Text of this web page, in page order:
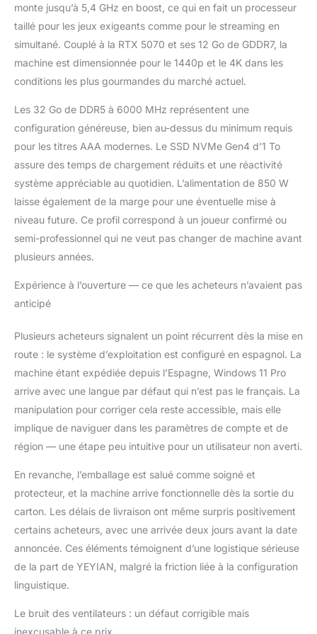
gaming avec la NVIDIA
GeForce RTX 5070.
Profitez de jeux avec
ray tracing complet,
performances sur les
accélérez la création de
contenu grâce à
l'architecture Blackwell
RESPONSIVITÉ
6000MHz ET NVMe
GEN4 : Mémoire de 32
Go (2 x 16) DDR5 à
6000 MHz pour un
Disque SSD NVMe
Gen4 de 1 To pour
presque instantanée ❄️
Refroidissement liquide
avancé et connexion
liquide AIO de 360 mm
pour maintenir des
températures optimales
sous une charge
une carte mère B760
avec Wi-Fi, Bluetooth
d'alimentation de 850
W 80 Plus Gold pour
une stabilité et une
efficacité maximales
licence : arrive
entièrement prêt à
monte jusqu’à 5,4 GHz en boost, ce qui en fait un processeur
taillé pour les jeux exigeants comme pour le streaming en
simultané. Couplé à la RTX 5070 et ses 12 Go de GDDR7, la
machine est dimensionnée pour le 1440p et le 4K dans les
conditions les plus gourmandes du marché actuel.
Les 32 Go de DDR5 à 6000 MHz représentent une
configuration généreuse, bien au-dessus du minimum requis
pour les titres AAA modernes. Le SSD NVMe Gen4 d’1 To
assure des temps de chargement réduits et une réactivité
système appréciable au quotidien. L’alimentation de 850 W
laisse également de la marge pour une éventuelle mise à
niveau future. Ce profil correspond à un joueur confirmé ou
semi-professionnel qui ne veut pas changer de machine avant
plusieurs années.
Expérience à l’ouverture — ce que les acheteurs n’avaient pas
anticipé
Plusieurs acheteurs signalent un point récurrent dès la mise en
route : le système d’exploitation est configuré en espagnol. La
machine étant expédiée depuis l’Espagne, Windows 11 Pro
arrive avec une langue par défaut qui n’est pas le français. La
manipulation pour corriger cela reste accessible, mais elle
implique de naviguer dans les paramètres de compte et de
région — une étape peu intuitive pour un utilisateur non averti.
En revanche, l’emballage est salué comme soigné et
protecteur, et la machine arrive fonctionnelle dès la sortie du
carton. Les délais de livraison ont même surpris positivement
certains acheteurs, avec une arrivée deux jours avant la date
annoncée. Ces éléments témoignent d’une logistique sérieuse
de la part de YEYIAN, malgré la friction liée à la configuration
linguistique.
Le bruit des ventilateurs : un défaut corrigible mais
inexcusable à ce prix